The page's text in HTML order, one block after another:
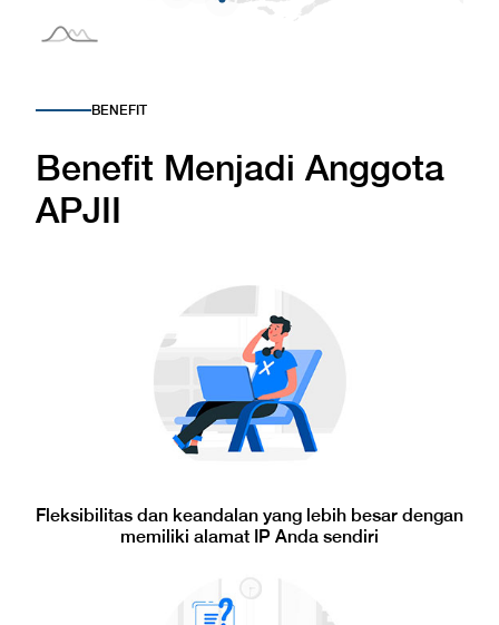
BENEFIT
Benefit Menjadi Anggota
APJII
Fleksibilitas dan keandalan yang lebih besar dengan
memiliki alamat IP Anda sendiri